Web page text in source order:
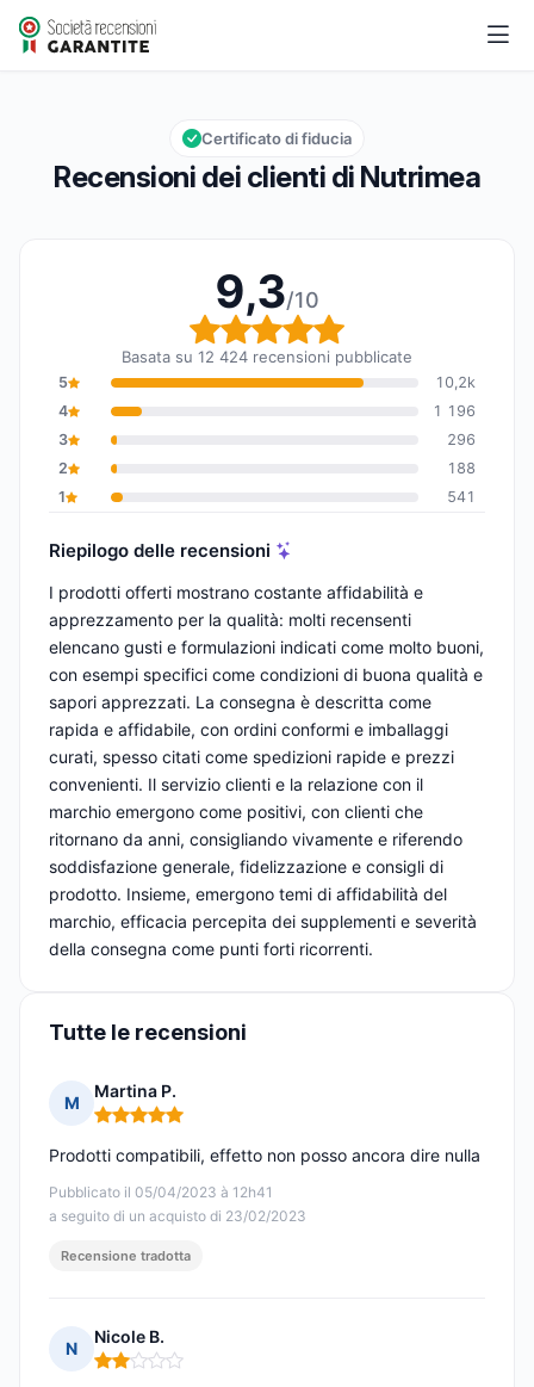
Nutrimea
Valutazione globale: 9,3 su 10
9,3/10
Recensioni dei clienti di Nutrimea
Certificato di fiducia
9,3/10
Valutazione globale:
Basata su 12 424 recensioni pubblicate
5
10,2k
4
1 196
3
296
2
188
1
541
Riepilogo delle recensioni
I prodotti offerti mostrano costante affidabilità e
apprezzamento per la qualità: molti recensenti
elencano gusti e formulazioni indicati come molto buoni,
con esempi specifici come condizioni di buona qualità e
sapori apprezzati. La consegna è descritta come
rapida e affidabile, con ordini conformi e imballaggi
curati, spesso citati come spedizioni rapide e prezzi
convenienti. Il servizio clienti e la relazione con il
marchio emergono come positivi, con clienti che
ritornano da anni, consigliando vivamente e riferendo
soddisfazione generale, fidelizzazione e consigli di
prodotto. Insieme, emergono temi di affidabilità del
marchio, efficacia percepita dei supplementi e severità
della consegna come punti forti ricorrenti.
Tutte le recensioni
M
Martina P.
Nota: 5 su 5
Pubblicato il 05/04/2023 à 12h41
a seguito di un acquisto di 23/02/2023
Prodotti compatibili, effetto non posso ancora dire nulla
Recensione tradotta
N
Nicole B.
Nota: 2 su 5